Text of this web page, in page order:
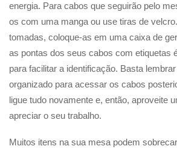
energia. Para cabos que seguirão pelo
os com uma manga ou use tiras de
tomadas, coloque-as em uma caixa de
as pontas dos seus cabos com etiquetas
para facilitar a identificação. Basta
organizado para acessar os cabos
ligue tudo novamente e, então, aproveite
apreciar o seu trabalho.
Muitos itens na sua mesa podem